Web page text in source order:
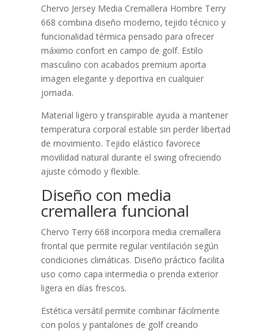
Chervo Jersey Media Cremallera Hombre Terry
668 combina diseño moderno, tejido técnico y
funcionalidad térmica pensado para ofrecer
máximo confort en campo de golf. Estilo
masculino con acabados premium aporta
imagen elegante y deportiva en cualquier
jornada.
Material ligero y transpirable ayuda a mantener
temperatura corporal estable sin perder libertad
de movimiento. Tejido elástico favorece
movilidad natural durante el swing ofreciendo
ajuste cómodo y flexible.
Diseño con media
cremallera funcional
Chervo Terry 668 incorpora media cremallera
frontal que permite regular ventilación según
condiciones climáticas. Diseño práctico facilita
uso como capa intermedia o prenda exterior
ligera en días frescos.
Estética versátil permite combinar fácilmente
con polos y pantalones de golf creando